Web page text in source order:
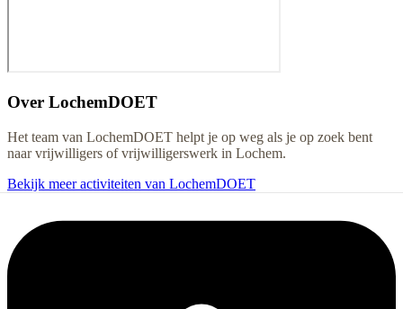
Over LochemDOET
Het team van LochemDOET helpt je op weg als je op zoek bent
naar vrijwilligers of vrijwilligerswerk in Lochem.
Bekijk meer activiteiten van LochemDOET